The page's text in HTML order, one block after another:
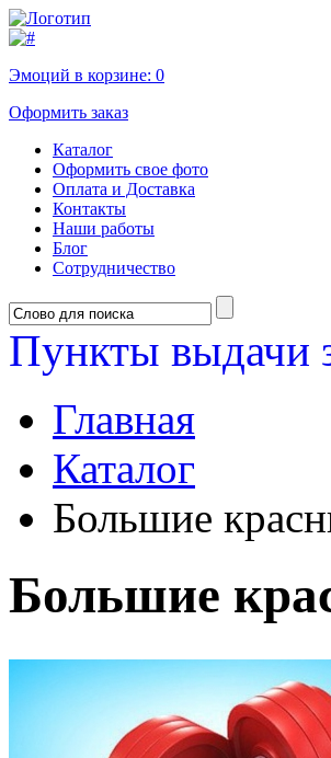
Эмоций в корзине: 0
Оформить заказ
Каталог
Оформить свое фото
Оплата и Доставка
Контакты
Наши работы
Блог
Сотрудничество
Пункты выдачи
Главная
Каталог
Большие
Большие